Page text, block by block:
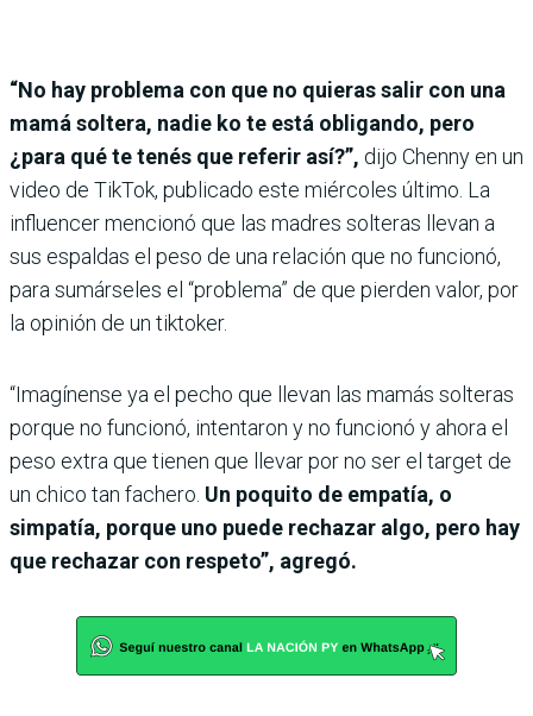
“No hay problema con que no quieras salir con una
mamá soltera, nadie ko te está obligando, pero
¿para qué te tenés que referir así?”, dijo Chenny en un
video de TikTok, publicado este miércoles último. La
influencer mencionó que las madres solteras llevan a
sus espaldas el peso de una relación que no funcionó,
para sumárseles el “problema” de que pierden valor, por
la opinión de un tiktoker.
“Imagínense ya el pecho que llevan las mamás solteras
porque no funcionó, intentaron y no funcionó y ahora el
peso extra que tienen que llevar por no ser el target de
un chico tan fachero. Un poquito de empatía, o
simpatía, porque uno puede rechazar algo, pero hay
que rechazar con respeto”, agregó.